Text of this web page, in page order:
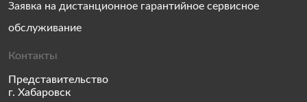
Заявка на дистанционное гарантийное сервисное
обслуживание
Контакты
Представительство
г. Хабаровск